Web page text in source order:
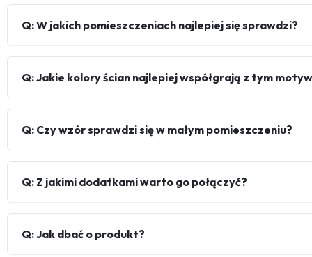
Q: W jakich pomieszczeniach najlepiej się sprawdzi?
Q: Jakie kolory ścian najlepiej współgrają z tym
Q: Czy wzór sprawdzi się w małym pomieszczeniu?
Q: Z jakimi dodatkami warto go połączyć?
Q: Jak dbać o produkt?